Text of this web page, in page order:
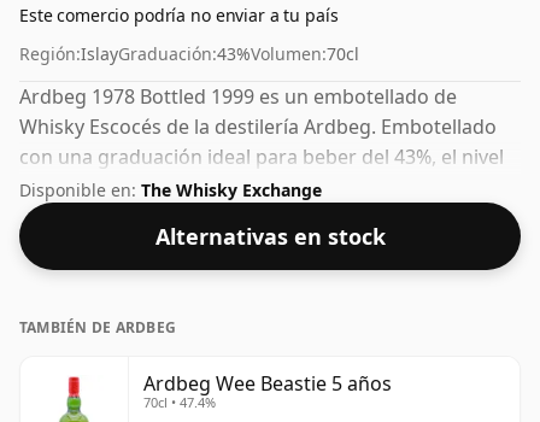
Este comercio podría no enviar a tu país
Región:IslayGraduación:43%Volumen:70cl
Ardbeg 1978 Bottled 1999 es un embotellado de
Whisky Escocés de la destilería Ardbeg. Embotellado
con una graduación ideal para beber del 43%, el nivel
perfecto para disfrutar de la textura y la sensación en
boca del espirituoso.
Disponible en: The Whisky Exchange
Alternativas en stock
TAMBIÉN DE ARDBEG
Ardbeg Wee Beastie 5 años
70cl • 47.4%